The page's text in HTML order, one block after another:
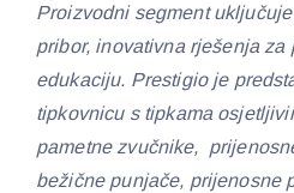
Proizvodni segment
pribor, inovativna rješenja za
edukaciju. Prestigio je
tipkovnicu s tipkama
pametne zvučnike,
bežične punjače, prijenosne